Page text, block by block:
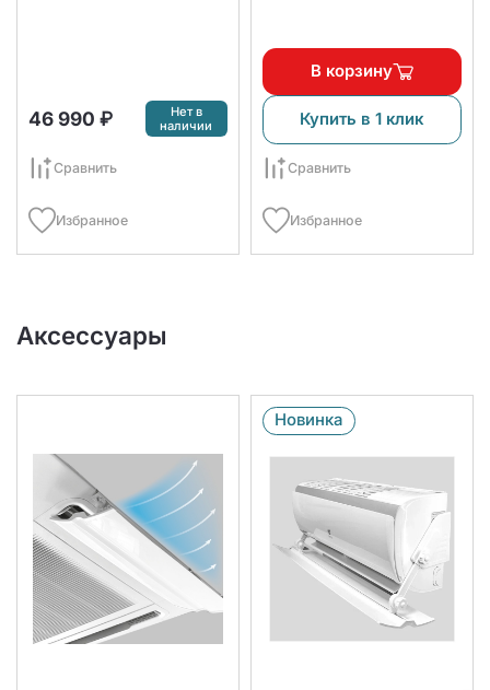
46 990 ₽
Нет в
наличии
Сравнить
Избранное
В корзину
Купить в 1 клик
Сравнить
Избранное
Аксессуары
Новинка